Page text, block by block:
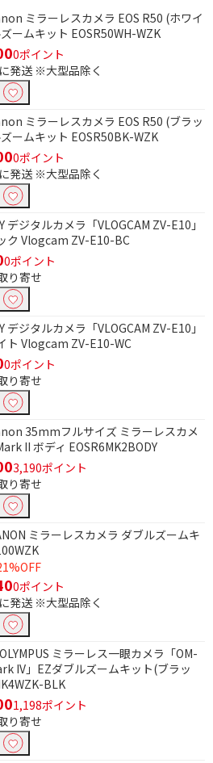
ミラーレスカメラ EOS R50 (ホワイ
ームキット EOSR50WH-WZK
0ポイント
発送 ※大型品除く
ミラーレスカメラ EOS R50 (ブラッ
ームキット EOSR50BK-WZK
0ポイント
発送 ※大型品除く
デジタルカメラ「VLOGCAM ZV-E10」
ク Vlogcam ZV-E10-BC
0ポイント
り寄せ
デジタルカメラ「VLOGCAM ZV-E10」
ト Vlogcam ZV-E10-WC
0ポイント
り寄せ
35mmフルサイズ ミラーレスカメ
II ボディ EOSR6MK2BODY
3,190ポイント
り寄せ
ミラーレスカメラ ダブルズームキ
0ポイント
発送 ※大型品除く
ミラーレス一眼カメラ「OM-
IV」EZダブルズームキット(ブラッ
BLK
1,198ポイント
り寄せ
で絞り込む
り込む
クを入れると、指定したワード
す。